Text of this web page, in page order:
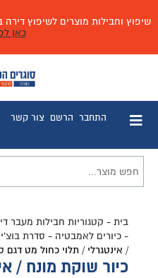
שיפוץ וחבילות מוצרים לשיפוץ דירה
כאן
התחבר הרשם צור קשר
בית - קטגוריות חבילות מעבר
-כיורים לאמבטיה - סדרת בוצ'י
/ אינטגרלי / תלוי כחול מט דגם
כיור שוקת מונח /